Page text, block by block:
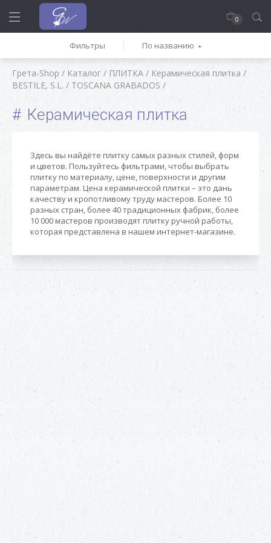
0
Грета-Shop / Каталог / ПЛИТКА / Керамическая плитка /
BESTILE, S.L. / TOSCANA GRABADOS /
Керамическая плитка
Здесь вы найдёте плитку самых разных стилей, форм
и цветов. Пользуйтесь фильтрами, чтобы выбрать
плитку по материалу, цене, поверхности и другим
параметрам. Цена керамической плитки – это дань
качеству и кропотливому труду мастеров. Более 10
разных стран, более 40 традиционных фабрик, более
10 000 мастеров производят плитку ручной работы,
которая представлена в нашем интернет-магазине.
Фильтры По названию